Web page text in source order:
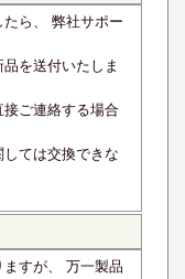
ら、 弊社サポー
を送付いたしま
ご連絡する場合
しては交換できな
すが、 万一製品